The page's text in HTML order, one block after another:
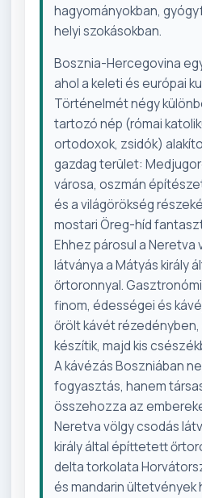
hagyományokban,
helyi szokásokban.
Bosznia-Hercegovina
ahol a keleti és európai
Történelmét négy
tartozó nép (római
ortodoxok, zsidók)
gazdag terület:
városa, oszmán
és a világörökség
mostari Öreg-híd
Ehhez párosul a Neretva
látványa a Mátyás király
őrtoronnyal.
finom, édességei és
őrölt kávét rézedényben,
készítik, majd kis
A kávézás Boszniában
fogyasztás, hanem
összehozza az
Neretva völgy csodás
király által építtetett
delta torkolata
és mandarin ültetvények